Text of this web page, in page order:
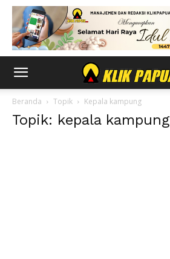
Beranda Topik Kepala kampung
Topik: kepala kampung